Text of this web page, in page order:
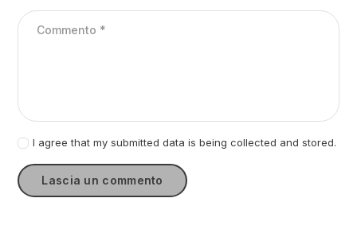
I agree that my submitted data is being collected and stored.